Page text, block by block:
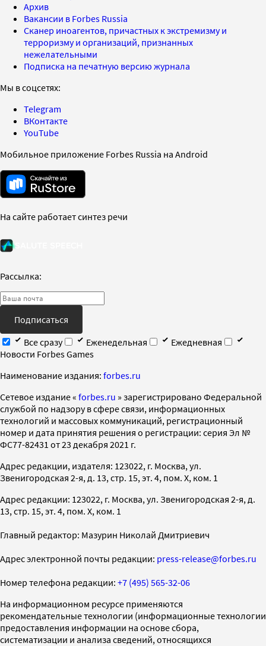
Архив
Вакансии в Forbes Russia
Сканер иноагентов, причастных к экстремизму и
терроризму и организаций, признанных
нежелательными
Подписка на печатную версию журнала
Мы в соцсетях:
Telegram
ВКонтакте
YouTube
Мобильное приложение Forbes Russia на Android
На сайте работает синтез речи
Рассылка:
Подписаться
Все сразу
Еженедельная
Ежедневная
Новости Forbes Games
Наименование издания: forbes.ru
Cетевое издание « forbes.ru » зарегистрировано Федеральной
службой по надзору в сфере связи, информационных
технологий и массовых коммуникаций, регистрационный
номер и дата принятия решения о регистрации: серия Эл №
ФС77-82431 от 23 декабря 2021 г.
Адрес редакции, издателя: 123022, г. Москва, ул.
Звенигородская 2-я, д. 13, стр. 15, эт. 4, пом. X, ком. 1
Адрес редакции: 123022, г. Москва, ул. Звенигородская 2-я, д.
13, стр. 15, эт. 4, пом. X, ком. 1
Главный редактор: Мазурин Николай Дмитриевич
Адрес электронной почты редакции: press-release@forbes.ru
Номер телефона редакции: +7 (495) 565-32-06
На информационном ресурсе применяются
рекомендательные технологии (информационные технологии
предоставления информации на основе сбора,
систематизации и анализа сведений, относящихся